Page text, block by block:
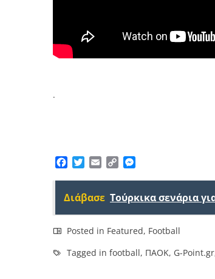
.
Facebook
TwitterEmailCopy
Διάβασε Τούρκικα σενάρια
Posted in Featured, Football
Tagged in football, ΠΑΟΚ, G-Point.gr